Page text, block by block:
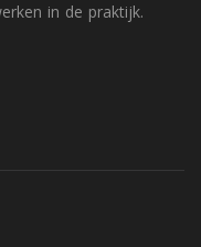
in de praktijk.